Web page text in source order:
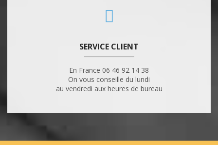
SERVICE CLIENT
En France 06 46 92 14 38
On vous conseille du lundi
au vendredi aux heures de bureau